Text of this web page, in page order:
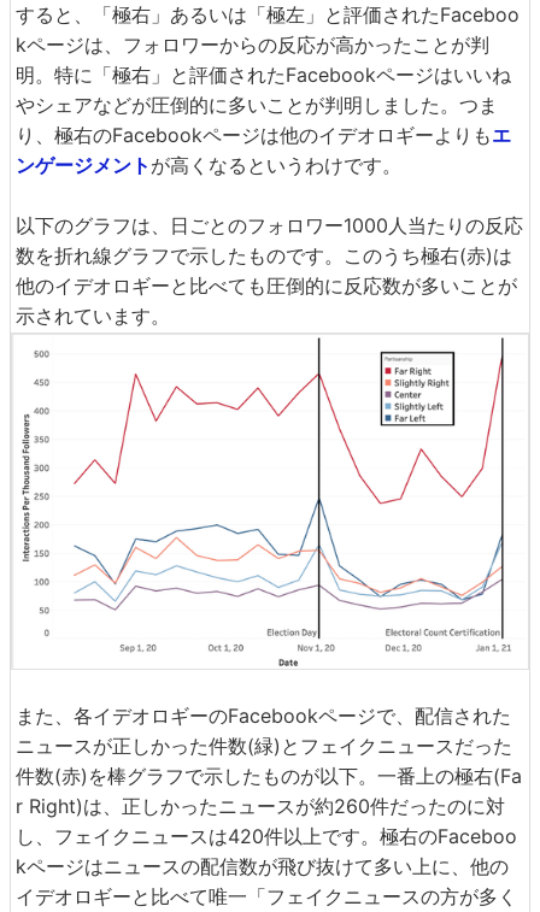
すると、「極右」あるいは「極左」と評価されたFaceboo
kページは、フォロワーからの反応が高かったことが判
明。特に「極右」と評価されたFacebookページはいいね
やシェアなどが圧倒的に多いことが判明しました。つま
り、極右のFacebookページは他のイデオロギーよりもエ
ンゲージメント が高くなるというわけです。
以下のグラフは、日ごとのフォロワー1000人当たりの反応
数を折れ線グラフで示したものです。このうち極右(赤)は
他のイデオロギーと比べても圧倒的に反応数が多いことが
示されています。
また、各イデオロギーのFacebookページで、配信された
ニュースが正しかった件数(緑)とフェイクニュースだった
件数(赤)を棒グラフで示したものが以下。一番上の極右(Fa
r Right)は、正しかったニュースが約260件だったのに対
し、フェイクニュースは420件以上です。極右のFaceboo
kページはニュースの配信数が飛び抜けて多い上に、他の
イデオロギーと比べて唯一「フェイクニュースの方が多く